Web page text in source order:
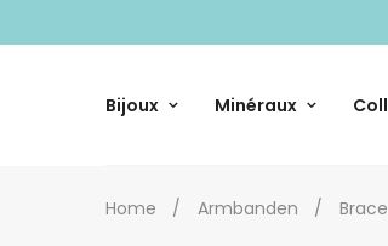
Bijoux Minéraux
Home Armbanden